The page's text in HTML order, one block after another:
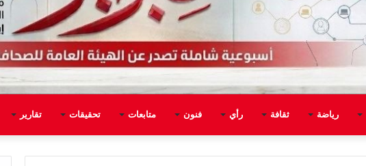
رياضة ثقافة رأي فنون متابعات تحقيقات تقارير